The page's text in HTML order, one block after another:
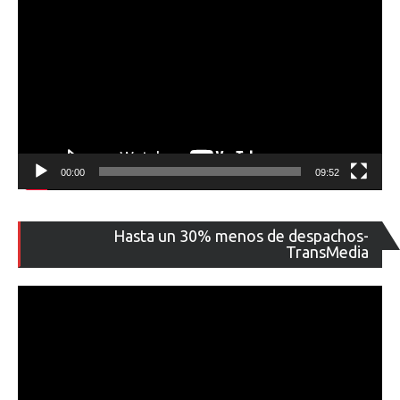
00:00 09:52
Hasta un 30% menos de despachos-
TransMedia
de